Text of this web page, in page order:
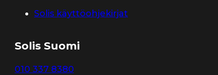
Solis käyttöohjekirjat
Solis Suomi
010 337 8380